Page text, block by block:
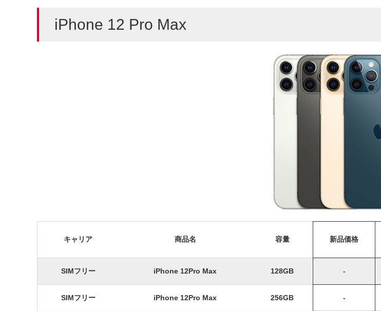
iPhone 12 Pro Max
キャリア 商品名 容量 新品価格
SIMフリー iPhone 12Pro Max 128GB -
SIMフリー iPhone 12Pro Max 256GB -